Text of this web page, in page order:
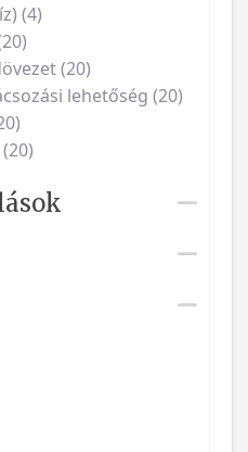
(4)
(20)
lehetőség (20)